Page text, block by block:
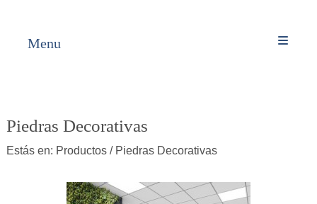
Menu
Piedras Decorativas
Estás en: Productos/ Piedras Decorativas